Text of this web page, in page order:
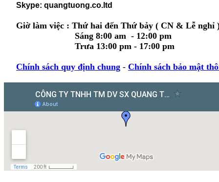
Skype: quangtuong.co.ltd
Giờ làm việc : Thứ hai đến Thứ bảy ( CN & Lễ nghỉ
Sáng 8:00 am - 12:00 pm
Trưa 13:00 pm - 17:00 pm
Chính sách quy định chung - Chính sách bảo mật